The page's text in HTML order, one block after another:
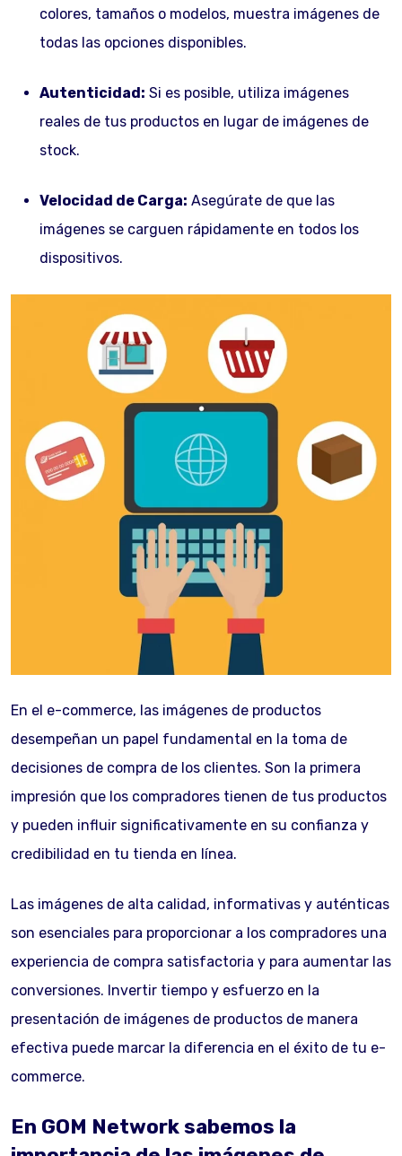
colores, tamaños o modelos, muestra imágenes de
todas las opciones disponibles.
Autenticidad: Si es posible, utiliza imágenes
reales de tus productos en lugar de imágenes de
stock.
Velocidad de Carga: Asegúrate de que las
imágenes se carguen rápidamente en todos los
dispositivos.
En el e-commerce, las imágenes de productos
desempeñan un papel fundamental en la toma de
decisiones de compra de los clientes. Son la primera
impresión que los compradores tienen de tus productos
y pueden influir significativamente en su confianza y
credibilidad en tu tienda en línea.
Las imágenes de alta calidad, informativas y auténticas
son esenciales para proporcionar a los compradores una
experiencia de compra satisfactoria y para aumentar las
conversiones. Invertir tiempo y esfuerzo en la
presentación de imágenes de productos de manera
efectiva puede marcar la diferencia en el éxito de tu e-
commerce.
En GOM Network sabemos la